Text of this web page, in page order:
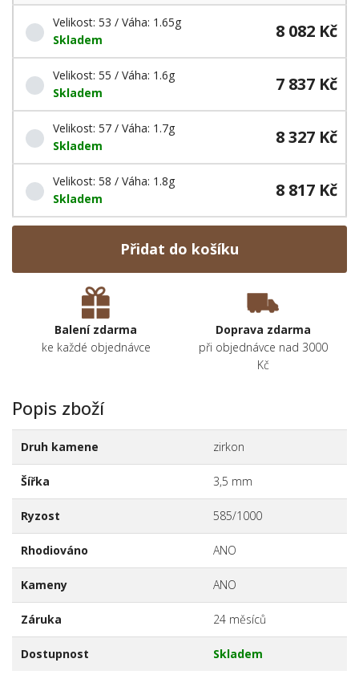
Velikost: 53 / Váha: 1.65g
Skladem
8 082 Kč
Velikost: 55 / Váha: 1.6g
Skladem
7 837 Kč
Velikost: 57 / Váha: 1.7g
Skladem
8 327 Kč
Velikost: 58 / Váha: 1.8g
Skladem
8 817 Kč
Přidat do košíku
Balení zdarma
ke každé objednávce
Doprava zdarma
při objednávce nad 3000
Kč
Popis zboží
Druh kamene zirkon
Šířka 3,5 mm
Ryzost 585/1000
Rhodiováno ANO
Kameny ANO
Záruka 24 měsíců
Dostupnost Skladem